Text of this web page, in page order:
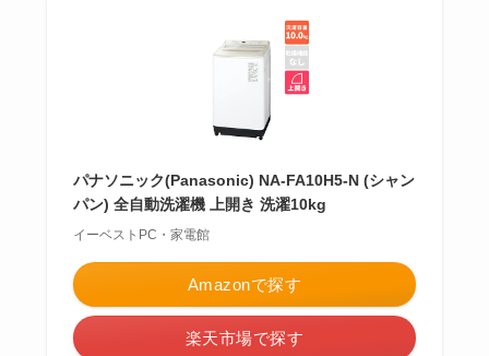
パナソニック(Panasonic) NA-FA10H5-N (シャン
パン) 全自動洗濯機 上開き 洗濯10kg
イーベストPC・家電館
Amazonで探す
楽天市場で探す